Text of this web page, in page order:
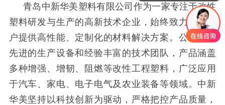
青岛中新华美塑料有限公司作为一家专注于改性
塑料研发与生产的高新技术企业，始终致力于为客
户提供高性能、定制化的材料解决方案。公司拥有
先进的生产设备和经验丰富的技术团队，产品涵盖
多种增强、增韧、阻燃等改性工程塑料，广泛应用
于汽车、家电、电子电气及农业装备等领域。中新
华美坚持以科技创新为驱动，严格把控产品质量，